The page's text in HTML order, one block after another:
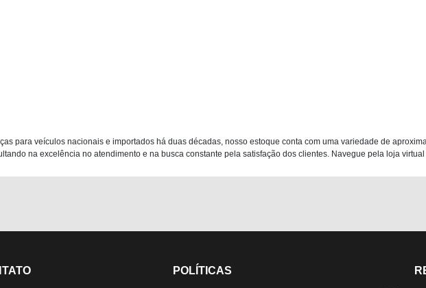
para veículos nacionais e importados há duas décadas, nosso estoque conta com uma variedade de
na excelência no atendimento e na busca constante pela satisfação dos clientes. Navegue pela loja
POLÍTICAS